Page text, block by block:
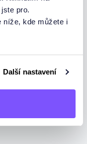
pro.
níže, kde můžete i
Další nastavení